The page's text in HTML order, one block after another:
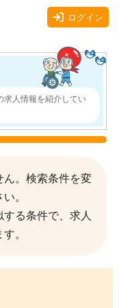
ログイン
求人情報を紹介してい
ん。検索条件を変
。
る条件で、求人
。